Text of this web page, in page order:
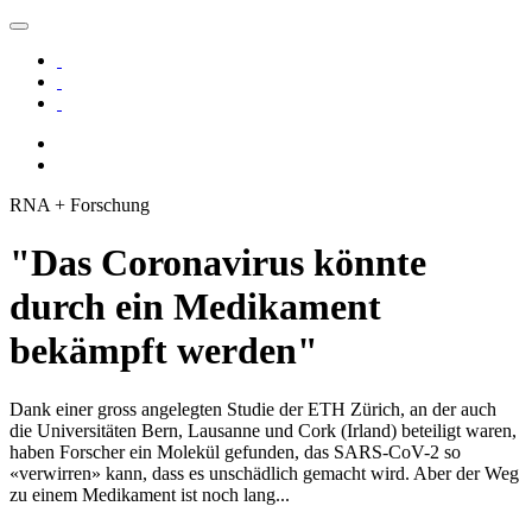
RNA + Forschung
"Das Coronavirus könnte
durch ein Medikament
bekämpft werden"
Dank einer gross angelegten Studie der ETH Zürich, an der auch
die Universitäten Bern, Lausanne und Cork (Irland) beteiligt waren,
haben Forscher ein Molekül gefunden, das SARS-CoV-2 so
«verwirren» kann, dass es unschädlich gemacht wird. Aber der Weg
zu einem Medikament ist noch lang...